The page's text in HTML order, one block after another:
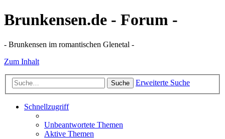
Brunkensen.de - Forum -
- Brunkensen im romantischen Glenetal -
Zum Inhalt
Suche Erweiterte Suche
Schnellzugriff
Unbeantwortete Themen
Aktive Themen